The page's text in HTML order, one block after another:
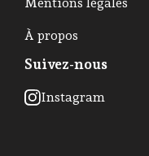
Mentions légales
À propos
Suivez-nous
Instagram